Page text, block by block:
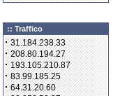
:: Traffico
·31.184.238.33
·208.80.194.27
·193.105.210.87
·83.99.185.25
·64.31.20.60